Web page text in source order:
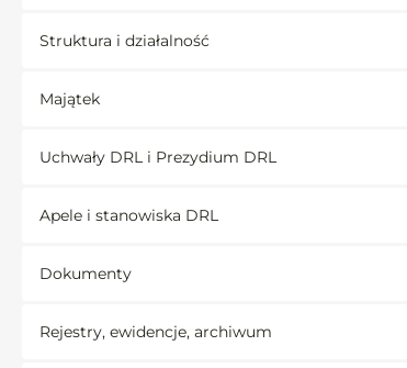
Struktura i działalność
Majątek
Uchwały DRL i Prezydium DRL
Apele i stanowiska DRL
Dokumenty
Rejestry, ewidencje, archiwum